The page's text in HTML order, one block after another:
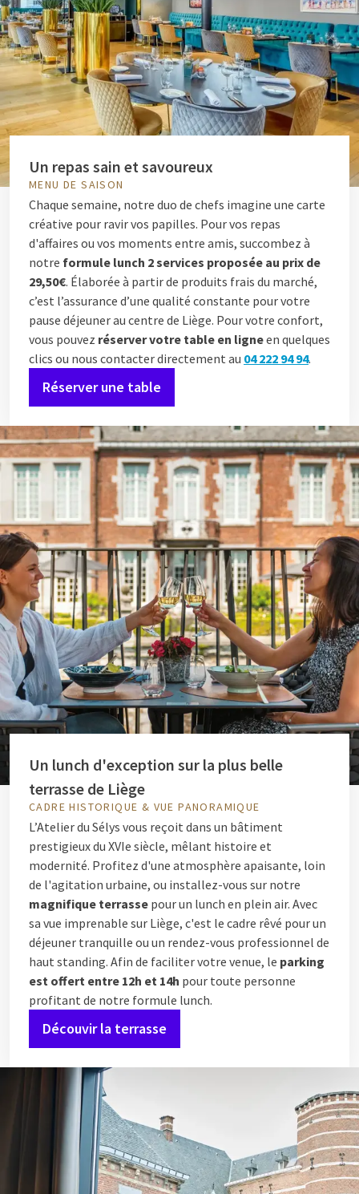
Un repas sain et savoureux
MENU DE SAISON
Chaque semaine, notre duo de chefs imagine une carte
créative pour ravir vos papilles. Pour vos repas
d'affaires ou vos moments entre amis, succombez à
notre formule lunch 2 services proposée au prix de
29,50€. Élaborée à partir de produits frais du marché,
c’est l’assurance d’une qualité constante pour votre
pause déjeuner au centre de Liège. Pour votre confort,
vous pouvez réserver votre table en ligneen quelques
clics ou nous contacter directement au 04 222 94 94.
Réserver une table
Un lunch d'exception sur la plus belle
terrasse de Liège
CADRE HISTORIQUE & VUE PANORAMIQUE
L’Atelier du Sélys vous reçoit dans un bâtiment
prestigieux du XVIe siècle, mêlant histoire et
modernité. Profitez d'une atmosphère apaisante, loin
de l'agitation urbaine, ou installez-vous sur notre
magnifique terrasse pour un lunch en plein air. Avec
sa vue imprenable sur Liège, c'est le cadre rêvé pour un
déjeuner tranquille ou un rendez-vous professionnel de
haut standing. Afin de faciliter votre venue, le parking
est offert entre 12h et 14h pour toute personne
profitant de notre formule lunch.
Découvir la terrasse